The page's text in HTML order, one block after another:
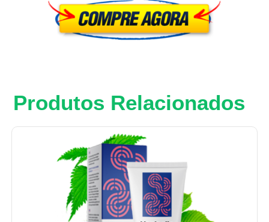
Produtos Relacionados